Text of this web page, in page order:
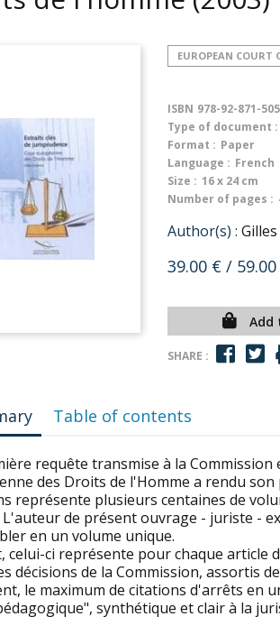
EUROPEAN COURT
ISBN 978-92-871-
Type of document :
Format : Paper
Language : French
Size : 16 x 24 cm
Number of pages :
Author(s) :
39.00 € / 59.00
Add
SHARE :
Table of contents
requête transmise à la
des Droits de l'Homme a rendu
représente plusieurs centaines de
L'auteur de présent ouvrage - juriste -
en un volume unique.
celui-ci représente pour chaque article
décisions de la Commission, assortis
le maximum de citations d'arrêts en
synthétique et clair à la